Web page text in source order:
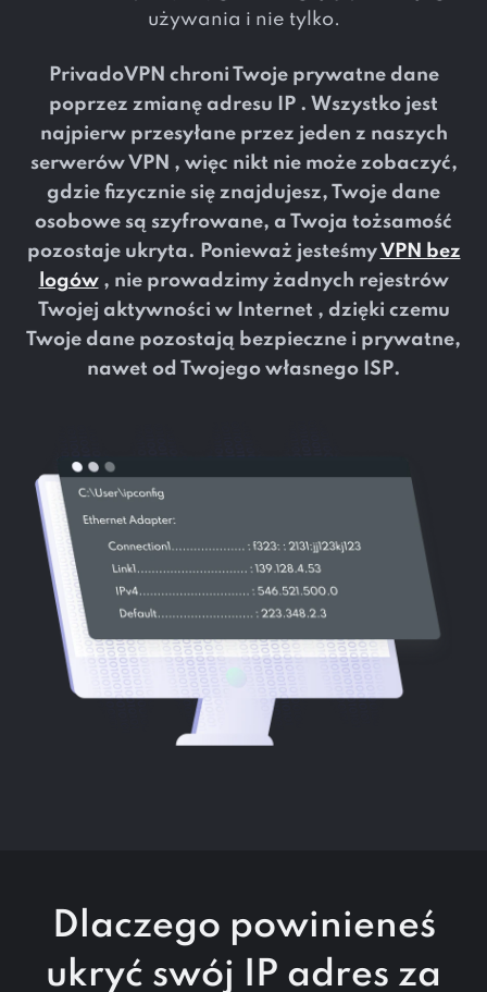
używania i nie tylko.
PrivadoVPN chroni Twoje prywatne dane
poprzez zmianę adresu IP . Wszystko jest
najpierw przesyłane przez jeden z naszych
serwerów VPN , więc nikt nie może zobaczyć,
gdzie fizycznie się znajdujesz, Twoje dane
osobowe są szyfrowane, a Twoja tożsamość
pozostaje ukryta. Ponieważ jesteśmyVPN bez
logów, nie prowadzimy żadnych rejestrów
Twojej aktywności w Internet , dzięki czemu
Twoje dane pozostają bezpieczne i prywatne,
nawet od Twojego własnego ISP.
Dlaczego powinieneś
ukryć swój IP adres za